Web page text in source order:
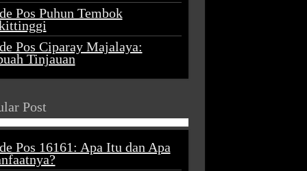
Pos Puhun Tembok
Pos Ciparay Majalaya:
Tinjauan
Post
Pos 16161: Apa Itu dan Apa